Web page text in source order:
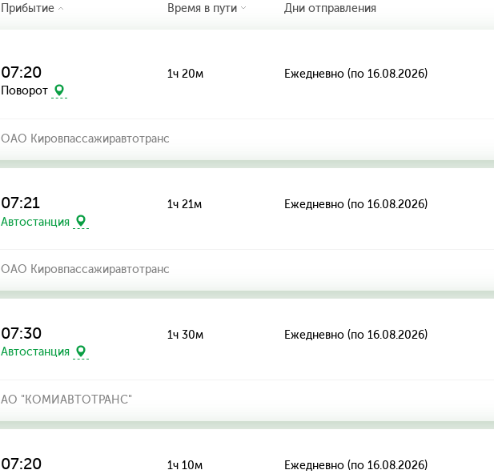
Прибытие Время в пути Дни отправления
07:20
Поворот
1ч 20м Ежедневно (по 16.08.2026)
ОАО Кировпассажиравтотранс
07:21
Автостанция
1ч 21м Ежедневно (по 16.08.2026)
ОАО Кировпассажиравтотранс
07:30
Автостанция
1ч 30м Ежедневно (по 16.08.2026)
АО "КОМИАВТОТРАНС"
07:20 1ч 10м Ежедневно (по 16.08.2026)